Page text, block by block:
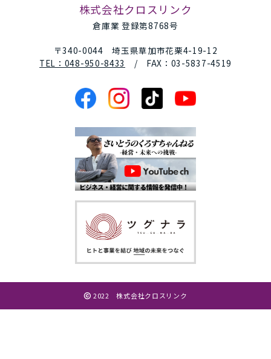
時の個人情報の返却および消去等について定め、それに
個人情報は、本人の同意を得た範囲内で利用、提供しま
す。
個人情報の管理について
当社が直接収集または外部から業務を受託する際に入手
した個人情報は、正確な状態に保ち、不正アクセス、紛
失・破壊・改ざんおよび漏洩等を防止するための措置を
講じます。
個人情報の処理を伴う業務を外部から受託する場合は、
で、適法かつ公正な手段によって収集したものであるこ
法令及びその他の規範について
当社は、個人情報の保護に関係する日本の法令及びその他
株式会社クロスリンク
倉庫業 登録第8768号
〒340-0044 埼玉県草加市花栗4-19-12
TEL：048-950-8433
/ FAX：03-5837-4519
2022 株式会社クロスリンク